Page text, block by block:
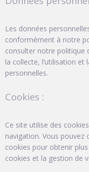
Les données
conformément à notre
consulter notre politique
la collecte, l’utilisation
personnelles.
Cookies :
Ce site utilise des
navigation. Vous
cookies pour obtenir
cookies et la gestion de